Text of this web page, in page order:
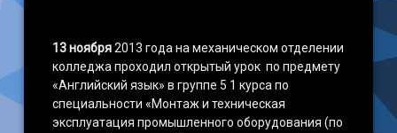
13 ноября2013 года на механическом отделении
колледжа проходил открытый урок по предмету
«Английский язык» в группе 5 1 курса по
специальности «Монтаж и техническая
эксплуатация промышленного оборудования (по